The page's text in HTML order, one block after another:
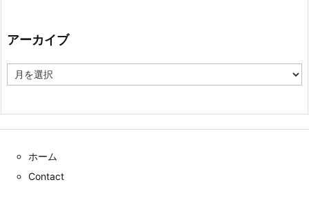
アーカイブ
ー
ホーム
Contact